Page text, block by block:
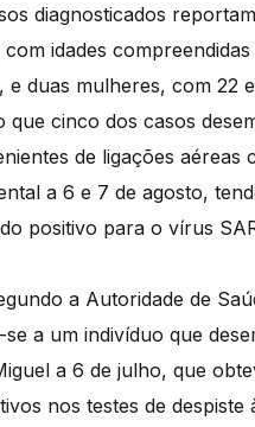
diagnosticados
idades
e duas mulheres, com 22
que cinco dos casos
de ligações aéreas
a 6 e 7 de agosto,
positivo para o vírus
a Autoridade de
a um indivíduo que
a 6 de julho, que
nos testes de despiste